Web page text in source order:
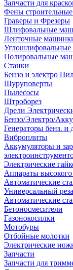
Запчасти для
Фены строительные
Граверы и Фрезеры
Шлифовальные
Ленточные
Полировальные
Станки
Бензо и электро
Шуруповерты
Пылесосы
Штроборез
Дрели
Бензо/Электро/
Генераторы бенз. и
Виброплиты
Аккумуляторы и
Электрические
Аппараты высокого
Автоматические
Универсальный
Автоматические
Бетоносмесители
Газонокосилки
Мотобуры
Отбойные молотки
Электрические
Запчасти
Запчасти для